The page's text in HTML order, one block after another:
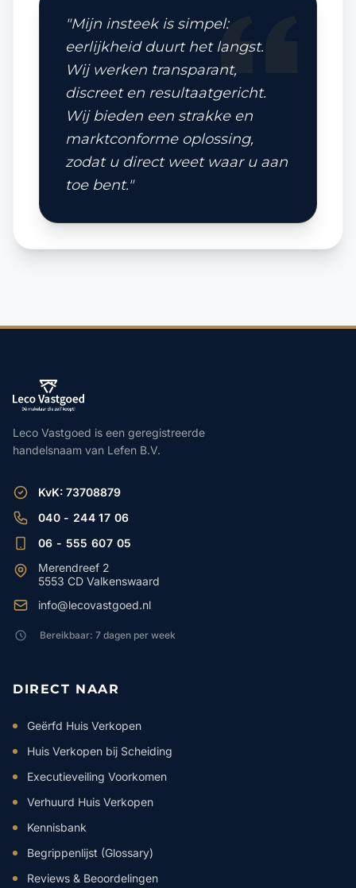
"Mijn insteek is simpel:
eerlijkheid duurt het langst.
Wij werken transparant,
discreet en resultaatgericht.
Wij bieden een strakke en
marktconforme oplossing,
zodat u direct weet waar u aan
toe bent."
Leco Vastgoed is een geregistreerde
handelsnaam van Lefen B.V.
KvK: 73708879
040 - 244 17 06
06 - 555 607 05
Merendreef 2
5553 CD Valkenswaard
info@lecovastgoed.nl
Bereikbaar: 7 dagen per week
DIRECT NAAR
Geërfd Huis Verkopen
Huis Verkopen bij Scheiding
Executieveiling Voorkomen
Verhuurd Huis Verkopen
Kennisbank
Begrippenlijst (Glossary)
Reviews & Beoordelingen